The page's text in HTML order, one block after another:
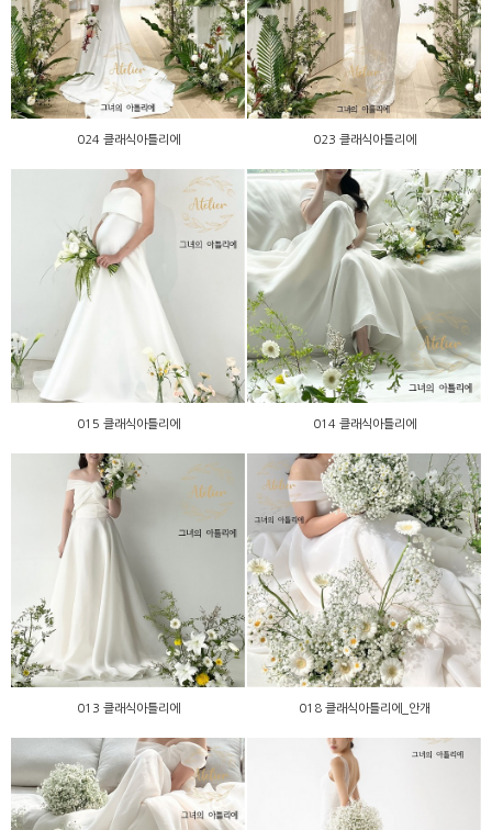
024 클래식아틀리에 023 클래식아틀리에
015 클래식아틀리에
015 클래식아틀리에
014 클래식아틀리에
014 클래식아틀리에
013 클래식아틀리에
013 클래식아틀리에
018 클래식아틀리에_안개
018 클래식아틀리에_안개